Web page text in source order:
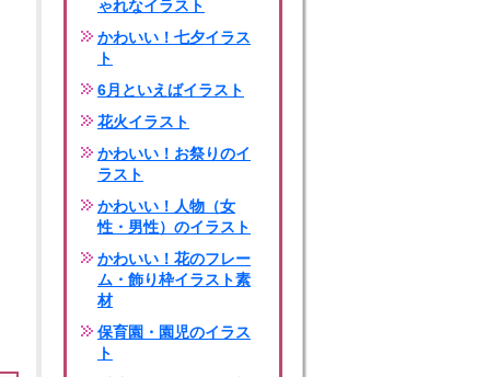
ゃれなイラスト
かわいい！七夕イラス
ト
6月といえばイラスト
花火イラスト
かわいい！お祭りのイ
ラスト
かわいい！人物（女
性・男性）のイラスト
かわいい！花のフレー
ム・飾り枠イラスト素
材
保育園・園児のイラス
ト